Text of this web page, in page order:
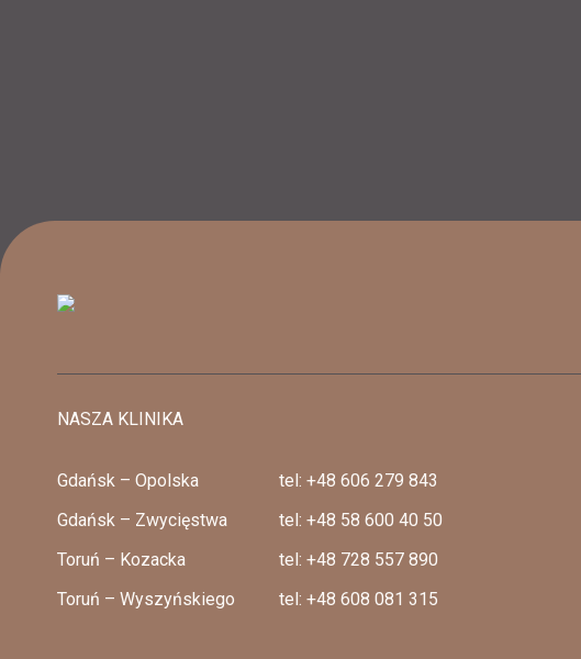
NASZA KLINIKA
Gdańsk – Opolska
Gdańsk – Zwycięstwa
Toruń – Kozacka
Toruń – Wyszyńskiego
tel: +48 606 279 843
tel: +48 58 600 40 50
tel: +48 728 557 890
tel: +48 608 081 315